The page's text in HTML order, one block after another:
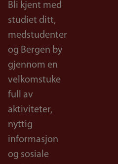
Bli kjent med
studiet ditt,
medstudenter
og Bergen by
gjennom en
velkomstuke
full av
aktiviteter,
nyttig
informasjon
og sosiale